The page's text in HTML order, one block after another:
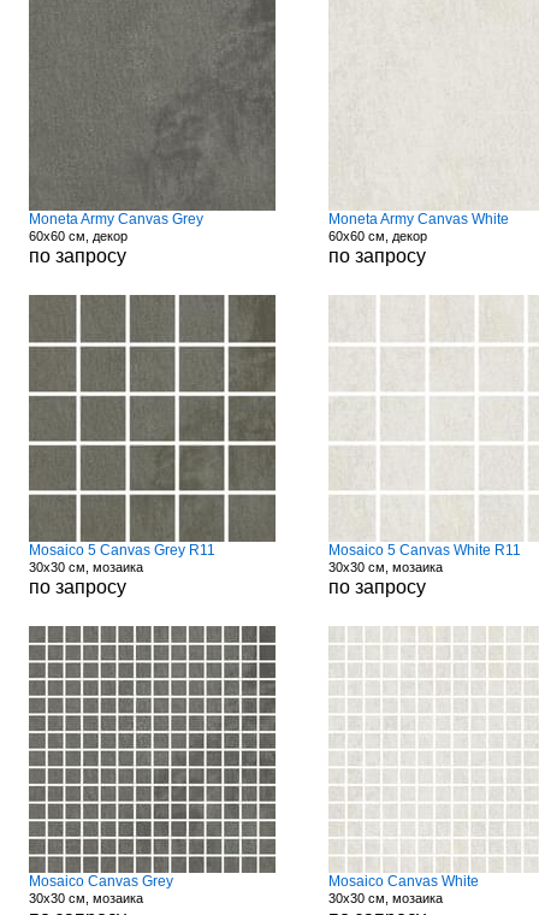
Moneta Army Canvas Grey
60x60 см, декор
по запросу
Moneta Army Canvas White
60x60 см, декор
по запросу
Mosaico 5 Canvas Grey R11
30x30 см, мозаика
по запросу
Mosaico 5 Canvas White R11
30x30 см, мозаика
по запросу
Mosaico Canvas Grey
30x30 см, мозаика
Mosaico Canvas White
30x30 см, мозаика